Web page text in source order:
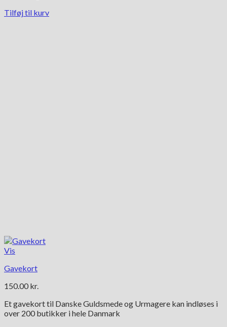
Tilføj til kurv
Vis
Gavekort
150.00 kr.
Et gavekort til Danske Guldsmede og Urmagere kan indløses i
over 200 butikker i hele Danmark